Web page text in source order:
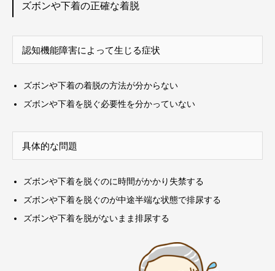
ズボンや下着の正確な着脱
認知機能障害によって生じる症状
ズボンや下着の着脱の方法が分からない
ズボンや下着を脱ぐ必要性を分かっていない
具体的な問題
ズボンや下着を脱ぐのに時間がかかり失禁する
ズボンや下着を脱ぐのが中途半端な状態で排尿する
ズボンや下着を脱がないまま排尿する